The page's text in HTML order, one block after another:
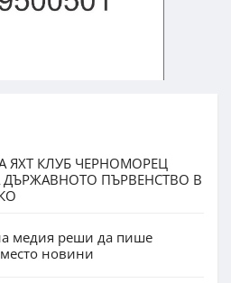
ЯХТ КЛУБ ЧЕРНОМОРЕЦ
ДЪРЖАВНОТО ПЪРВЕНСТВО В
медия реши да пише
новини